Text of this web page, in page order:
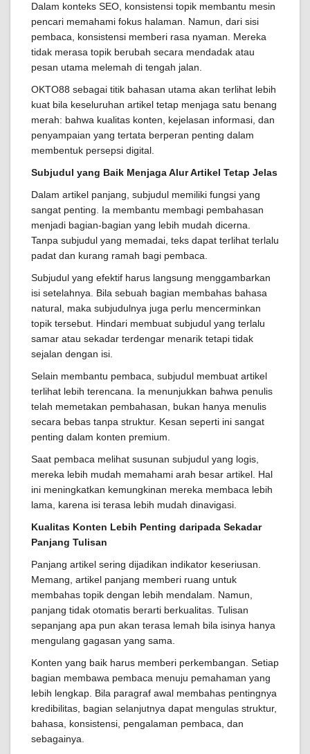
Dalam konteks SEO, konsistensi topik membantu mesin
pencari memahami fokus halaman. Namun, dari sisi
pembaca, konsistensi memberi rasa nyaman. Mereka
tidak merasa topik berubah secara mendadak atau
pesan utama melemah di tengah jalan.
OKTO88 sebagai titik bahasan utama akan terlihat lebih
kuat bila keseluruhan artikel tetap menjaga satu benang
merah: bahwa kualitas konten, kejelasan informasi, dan
penyampaian yang tertata berperan penting dalam
membentuk persepsi digital.
Subjudul yang Baik Menjaga Alur Artikel Tetap Jelas
Dalam artikel panjang, subjudul memiliki fungsi yang
sangat penting. Ia membantu membagi pembahasan
menjadi bagian-bagian yang lebih mudah dicerna.
Tanpa subjudul yang memadai, teks dapat terlihat terlalu
padat dan kurang ramah bagi pembaca.
Subjudul yang efektif harus langsung menggambarkan
isi setelahnya. Bila sebuah bagian membahas bahasa
natural, maka subjudulnya juga perlu mencerminkan
topik tersebut. Hindari membuat subjudul yang terlalu
samar atau sekadar terdengar menarik tetapi tidak
sejalan dengan isi.
Selain membantu pembaca, subjudul membuat artikel
terlihat lebih terencana. Ia menunjukkan bahwa penulis
telah memetakan pembahasan, bukan hanya menulis
secara bebas tanpa struktur. Kesan seperti ini sangat
penting dalam konten premium.
Saat pembaca melihat susunan subjudul yang logis,
mereka lebih mudah memahami arah besar artikel. Hal
ini meningkatkan kemungkinan mereka membaca lebih
lama, karena isi terasa lebih mudah dinavigasi.
Kualitas Konten Lebih Penting daripada Sekadar
Panjang Tulisan
Panjang artikel sering dijadikan indikator keseriusan.
Memang, artikel panjang memberi ruang untuk
membahas topik dengan lebih mendalam. Namun,
panjang tidak otomatis berarti berkualitas. Tulisan
sepanjang apa pun akan terasa lemah bila isinya hanya
mengulang gagasan yang sama.
Konten yang baik harus memberi perkembangan. Setiap
bagian membawa pembaca menuju pemahaman yang
lebih lengkap. Bila paragraf awal membahas pentingnya
kredibilitas, bagian selanjutnya dapat mengulas struktur,
bahasa, konsistensi, pengalaman pembaca, dan
sebagainya.